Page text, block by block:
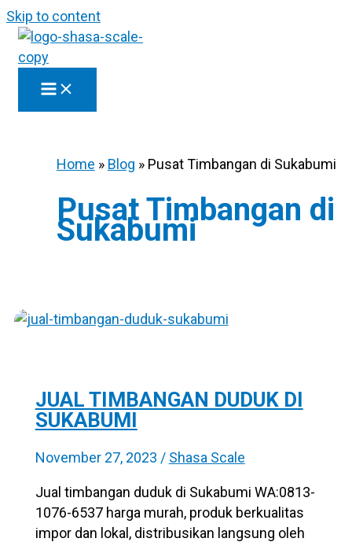
Skip to content
Home » Blog » Pusat Timbangan di Sukabumi
Pusat Timbangan di
Sukabumi
JUAL TIMBANGAN DUDUK DI
SUKABUMI
November 27, 2023 / Shasa Scale
Jual timbangan duduk di Sukabumi WA:0813-
1076-6537 harga murah, produk berkualitas
impor dan lokal, distribusikan langsung oleh